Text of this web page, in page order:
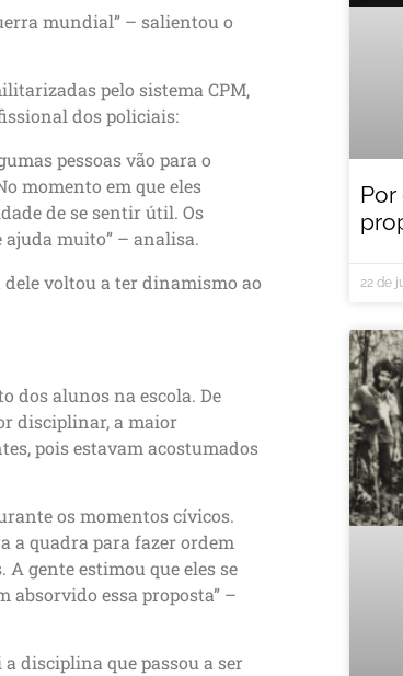
mundial” – salientou o
pelo sistema CPM,
dos policiais:
pessoas vão para o
momento em que eles
de se sentir útil. Os
muito” – analisa.
voltou a ter dinamismo ao
dos alunos na escola. De
disciplinar, a maior
pois estavam acostumados
os momentos cívicos.
a quadra para fazer ordem
gente estimou que eles se
absorvido essa proposta” –
disciplina que passou a ser
22 de